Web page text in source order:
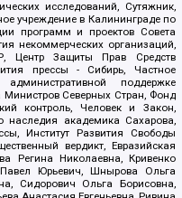
исследований, Сутяжник,
учреждение в Калининграде по
программ и проектов Совета
некоммерческих организаций,
Р, Центр Защиты Прав Средств
прессы - Сибирь, Частное
поддержке
Северных Стран, Фонд
контроль, Человек и Закон,
наследия академика Сахарова,
Институт Развития Свободы
вердикт, Евразийская
Регина Николаевна, Кривенко
Юрьевич, Шнырова Ольга
Сидорович Ольга Борисовна,